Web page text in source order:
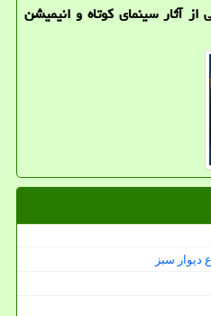
آثار سینمای کوتاه و انیمیشن
دیوار سبز